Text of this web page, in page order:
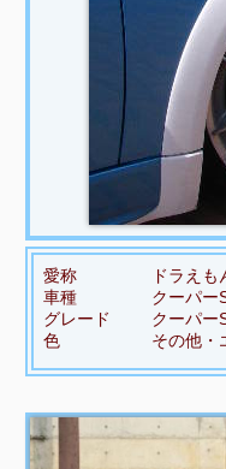
愛称
ドラえ
車種
クーパー
グレード
クーパー
色
その他・